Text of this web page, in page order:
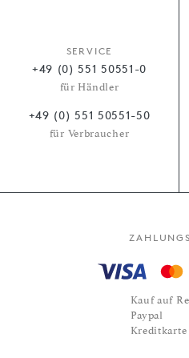
SERVICE
+49 (0) 551 50551-0
für Händler
+49 (0) 551 50551-50
für Verbraucher
Kauf auf
Paypal
Kreditkarte